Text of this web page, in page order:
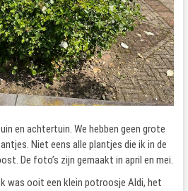
en achtertuin. We hebben geen grote
Niet eens alle plantjes die ik in de
De foto’s zijn gemaakt in april en mei.
was ooit een klein potroosje Aldi, het